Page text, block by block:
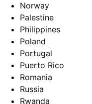
Norway
Palestine
Philippines
Poland
Portugal
Puerto Rico
Romania
Russia
Rwanda